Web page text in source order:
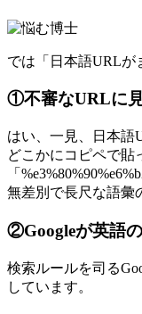
では「日本語URLが
①不審なURLに
はい、一見、日本語
どこかにコピペで貼
「
無差別で長尺な語彙
②Googleが英語
検索ルールを司る
しています。